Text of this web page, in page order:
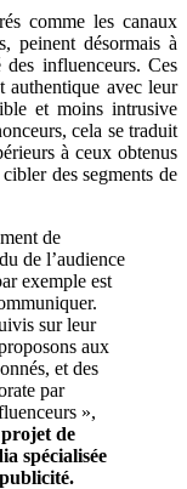
comme les canaux
peinent désormais à
influenceurs. Ces
authentique avec leur
et moins intrusive
cela se traduit
à ceux obtenus
des segments de
de
de l’audience
exemple est
sur leur
aux
et des
par
»,
de
spécialisée